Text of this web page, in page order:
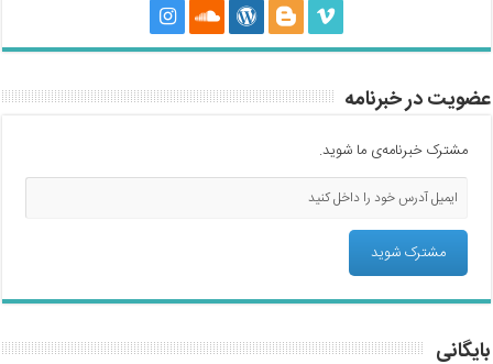
عضویت در خبرنامه
مشترک خبرنامه‌ی ما شوید.
بایگانی